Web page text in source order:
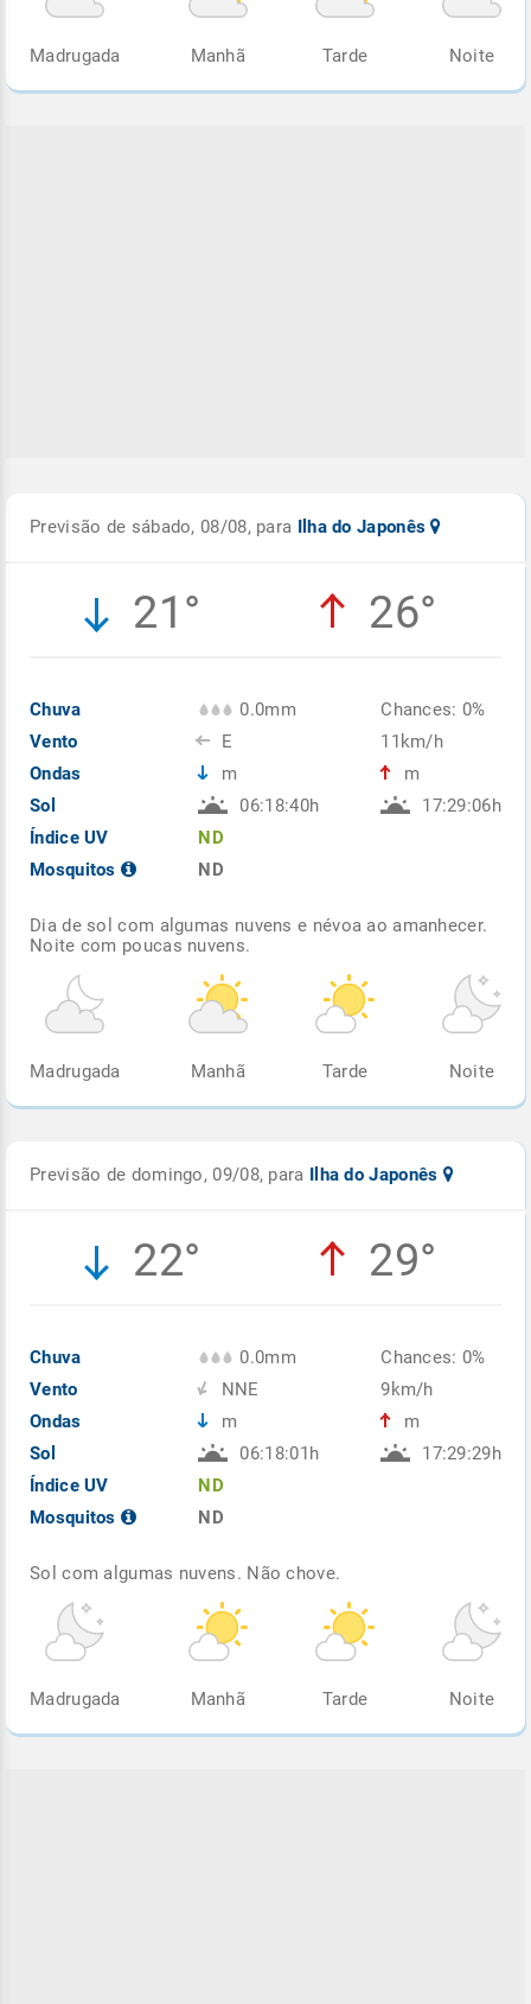
Madrugada Manhã Tarde Noite
Previsão de sábado, 08/08, para Ilha do Japonês
21° 26°
Chuva
Vento
Ondas
Sol
Índice UV
Mosquitos
0.0mm
E
m
06:18:40h
ND
ND
Chances: 0%
11km/h
m
17:29:06h
Dia de sol com algumas nuvens e névoa ao amanhecer.
Noite com poucas nuvens.
Madrugada Manhã Tarde Noite
Previsão de domingo, 09/08, para Ilha do Japonês
22° 29°
Chuva
Vento
Ondas
Sol
Índice UV
Mosquitos
0.0mm
NNE
m
06:18:01h
ND
ND
Chances: 0%
9km/h
m
17:29:29h
Sol com algumas nuvens. Não chove.
Madrugada Manhã Tarde Noite